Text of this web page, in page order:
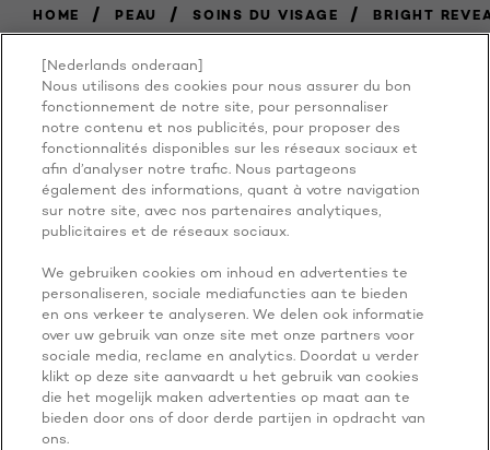
HOME / PEAU / SOINS DU VISAGE / BRIGHT
BECAUSE
YOU'RE
WORTH IT
PLUS À EXPLORER
ADDRESS
[Nederlands onderaan]
Nous utilisons des cookies pour nous assurer du bon
fonctionnement de notre site, pour personnaliser
notre contenu et nos publicités, pour proposer des
fonctionnalités disponibles sur les réseaux sociaux et
afin d’analyser notre trafic. Nous partageons
également des informations, quant à votre navigation
sur notre site, avec nos partenaires analytiques,
publicitaires et de réseaux sociaux.
We gebruiken cookies om inhoud en advertenties te
personaliseren, sociale mediafuncties aan te bieden
en ons verkeer te analyseren. We delen ook informatie
over uw gebruik van onze site met onze partners voor
sociale media, reclame en analytics. Doordat u verder
klikt op deze site aanvaardt u het gebruik van cookies
die het mogelijk maken advertenties op maat aan te
bieden door ons of door derde partijen in opdracht van
ons.